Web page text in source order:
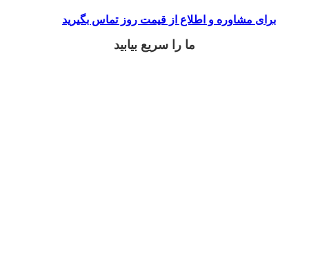
برای مشاوره و اطلاع از قیمت روز تماس بگیرید
ما را سریع بیابید